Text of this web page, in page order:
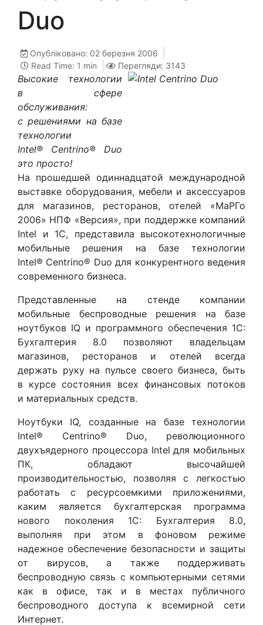
Duo
Опубліковано: 02 березня 2006
Read Time: 1 min
Перегляди: 3143
Высокие технологии
в сфере
обслуживания:
с решениями на базе
технологии
Intel® Centrino® Duo
это просто!
На прошедшей одиннадцатой международной
выставке оборудования, мебели и аксессуаров
для магазинов, ресторанов, отелей «МаРГо
2006» НПФ «Версия», при поддержке компаний
Intel и 1С, представила высокотехнологичные
мобильные решения на базе технологии
Intel® Centrino® Duo для конкурентного ведения
современного бизнеса.
Представленные на стенде компании
мобильные беспроводные решения на базе
ноутбуков IQ и программного обеспечения 1С:
Бухгалтерия 8.0 позволяют владельцам
магазинов, ресторанов и отелей всегда
держать руку на пульсе своего бизнеса, быть
в курсе состояния всех финансовых потоков
и материальных средств.
Ноутбуки IQ, созданные на базе технологии
Intel® Centrino® Duo, революционного
двухъядерного процессора Intel для мобильных
ПК, обладают высочайшей
производительностью, позволяя с легкостью
работать с ресурсоемкими приложениями,
каким является бухгалтерская программа
нового поколения 1С: Бухгалтерия 8.0,
выполняя при этом в фоновом режиме
надежное обеспечение безопасности и защиты
от вирусов, а также поддерживать
беспроводную связь с компьютерными сетями
как в офисе, так и в местах публичного
беспроводного доступа к всемирной сети
Интернет.